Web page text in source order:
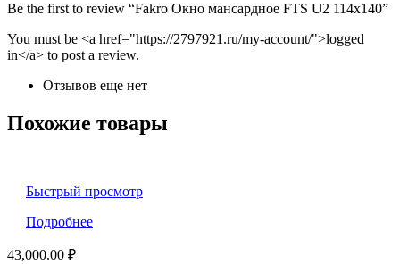
Be the first to review “Fakro Окно мансардное FTS U2 114х140”
You must be <a href="https://2797921.ru/my-account/">logged
in</a> to post a review.
Отзывов еще нет
Похожие товары
Быстрый просмотр
Подробнее
43,000.00 ₽